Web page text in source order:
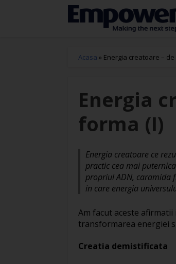
Acasa » Energia creatoare –
Energia
forma (I)
Energia creatoare ce
practic cea mai
propriul ADN, caramida
in care energia
Am facut aceste afirmatii
transformarea energiei
Creatia demistificata